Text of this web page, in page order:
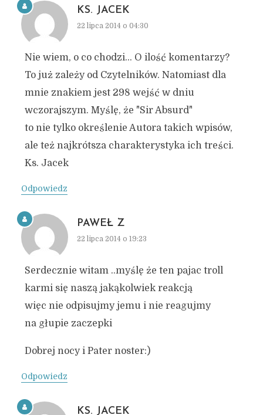
KS. JACEK
22 lipca 2014 o 04:30
Nie wiem, o co chodzi… O ilość komentarzy?
To już zależy od Czytelników. Natomiast dla
mnie znakiem jest 298 wejść w dniu
wczorajszym. Myślę, że "Sir Absurd"
to nie tylko określenie Autora takich wpisów,
ale też najkrótsza charakterystyka ich treści.
Ks. Jacek
Odpowiedz
PAWEŁ Z
22 lipca 2014 o 19:23
Serdecznie witam ..myślę że ten pajac troll
karmi się naszą jakąkolwiek reakcją
więc nie odpisujmy jemu i nie reagujmy
na głupie zaczepki
Dobrej nocy i Pater noster:)
Odpowiedz
KS. JACEK